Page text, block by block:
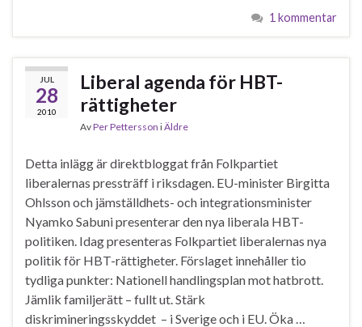
1 kommentar
JUL
28
2010
Liberal agenda för HBT-
rättigheter
AvPer Pettersson iÄldre
Detta inlägg är direktbloggat från Folkpartiet
liberalernas pressträff i riksdagen. EU-minister Birgitta
Ohlsson och jämställdhets- och integrationsminister
Nyamko Sabuni presenterar den nya liberala HBT-
politiken. Idag presenteras Folkpartiet liberalernas nya
politik för HBT-rättigheter. Förslaget innehåller tio
tydliga punkter: Nationell handlingsplan mot hatbrott.
Jämlik familjerätt – fullt ut. Stärk
diskrimineringsskyddet – i Sverige och i EU. Öka …